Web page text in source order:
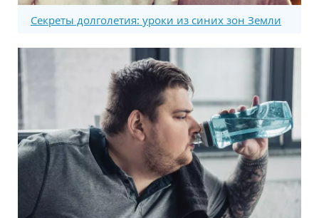
Секреты долголетия: уроки из синих зон Земли